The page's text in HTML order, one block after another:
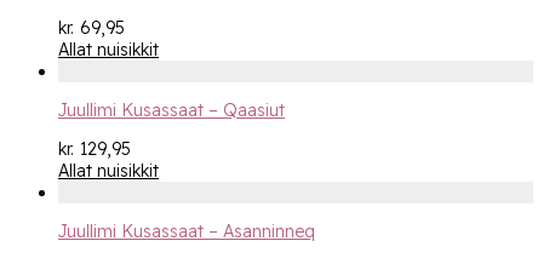
kr. 69,95
Allat nuisikkit
Juullimi Kusassaat – Qaasiut
kr. 129,95
Allat nuisikkit
Juullimi Kusassaat – Asanninneq